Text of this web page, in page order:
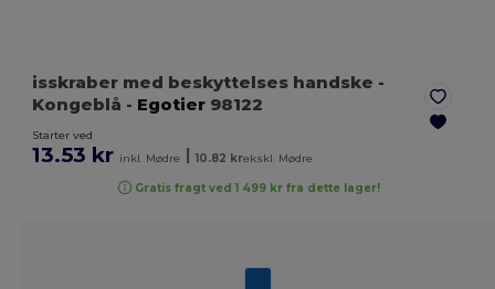
isskraber med beskyttelses handske -
Kongeblå - Egotier 98122
Starter ved
13.53 kr inkl. Mødre 10.82 krekskl. Mødre
Gratis fragt ved 1 499 kr fra dette lager!